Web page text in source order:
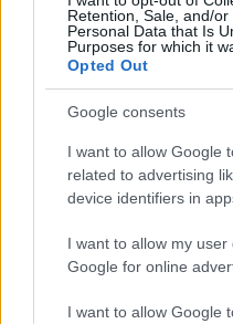
Retention, Sale, and/
Personal Data that Is
Purposes for which it
Opted Out
Google consents
I want to allow Google
related to advertising
device identifiers in
I want to allow my
Google for online
I want to allow Google
Olbia, cosa è
Incidente sulla
Auto finisce
Arzachena
Incidente a